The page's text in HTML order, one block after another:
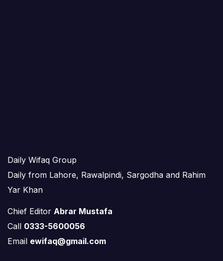
Daily Wifaq Group
Daily from Lahore, Rawalpindi, Sargodha and Rahim
Yar Khan
Chief Editor Abrar Mustafa
Call 0333-5600056
Email ewifaq@gmail.com